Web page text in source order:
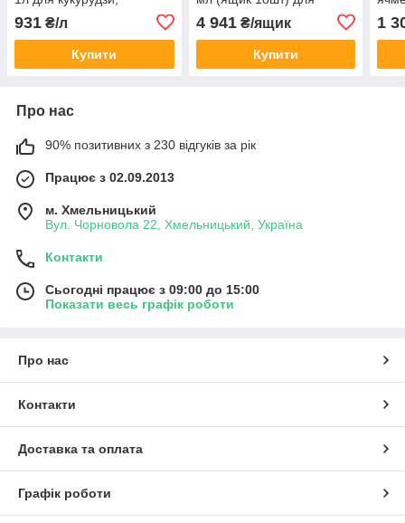
хвоща (сосонки), берізки,
осоту
931 ₴/л
Купити
підмаренника хвоща
пасльону осоту падалиці
4 941₴/ящик
Купити
1
Про нас
90% позитивних з 230 відгуків за рік
Працює з 02.09.2013
м. Хмельницький
Вул. Чорновола 22, Хмельницький, Україна
Контакти
Сьогодні працює з 09:00 до 15:00
Показати весь графік роботи
Про нас
Контакти
Доставка та оплата
Графік роботи